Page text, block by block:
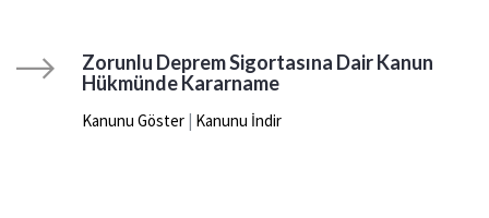
Zorunlu Deprem Sigortasına Dair Kanun
Hükmünde Kararname
Kanunu Göster | Kanunu İndir